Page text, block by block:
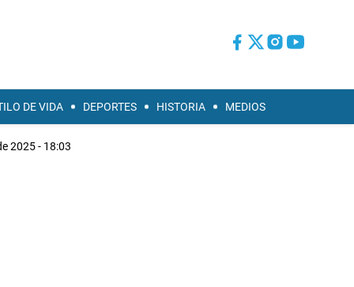
DE VIDA DEPORTES HISTORIA MEDIOS
2025 - 18:03